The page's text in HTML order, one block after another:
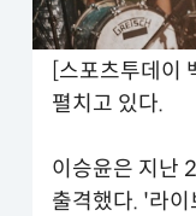
[스포츠투데이
펼치고 있다.
이승윤은 지난
출격했다. '라